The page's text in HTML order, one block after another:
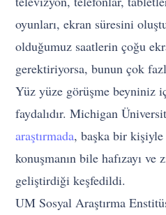
oyunları, ekran süresini
olduğumuz saatlerin çoğu
gerektiriyorsa, bunun çok
Yüz yüze görüşme beyniniz
faydalıdır. Michigan
araştırmada, başka bir kişiyle
konuşmanın bile hafızayı
geliştirdiği keşfedildi.
UM Sosyal Araştırma